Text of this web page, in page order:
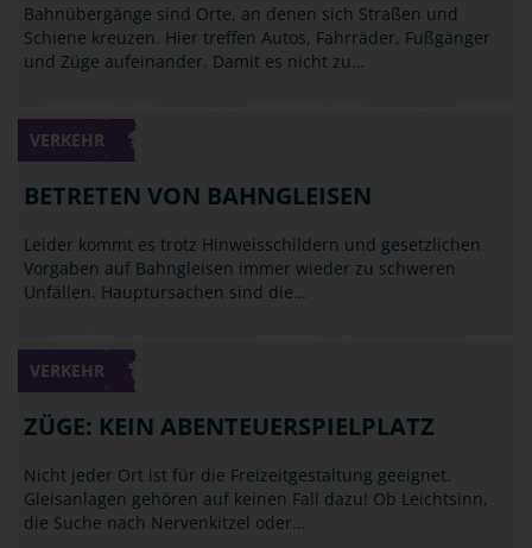
Bahnübergänge sind Orte, an denen sich Straßen und
Schiene kreuzen. Hier treffen Autos, Fahrräder, Fußgänger
und Züge aufeinander. Damit es nicht zu…
VERKEHR
BETRETEN VON BAHNGLEISEN
Leider kommt es trotz Hinweisschildern und gesetzlichen
Vorgaben auf Bahngleisen immer wieder zu schweren
Unfällen. Hauptursachen sind die…
VERKEHR
ZÜGE: KEIN ABENTEUERSPIELPLATZ
Nicht jeder Ort ist für die Freizeitgestaltung geeignet.
Gleisanlagen gehören auf keinen Fall dazu! Ob Leichtsinn,
die Suche nach Nervenkitzel oder…